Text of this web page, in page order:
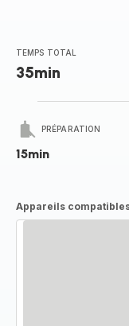
TEMPS TOTAL
35min
PRÉPARATION
15min
Appareils